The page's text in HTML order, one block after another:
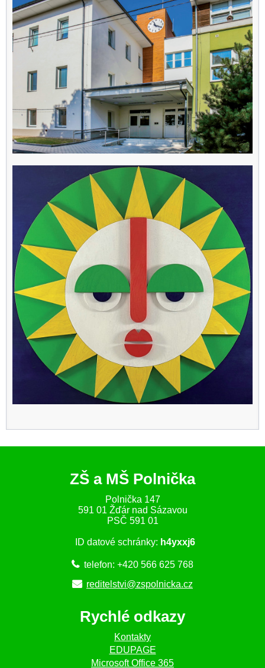
ZŠ a MŠ Polnička
Polnička 147
591 01 Žďár nad Sázavou
PSČ 591 01
ID datové schránky: h4yxxj6
telefon: +420 566 625 768
reditelstvi@zspolnicka.cz
Rychlé odkazy
Kontakty
EDUPAGE
Microsoft Office 365